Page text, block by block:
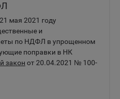
мая 2021 году
и
по НДФЛ в упрощенном
поправки в НК
закон от 20.04.2021 № 100-